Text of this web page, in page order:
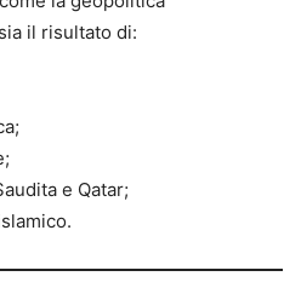
il risultato di:
e Qatar;